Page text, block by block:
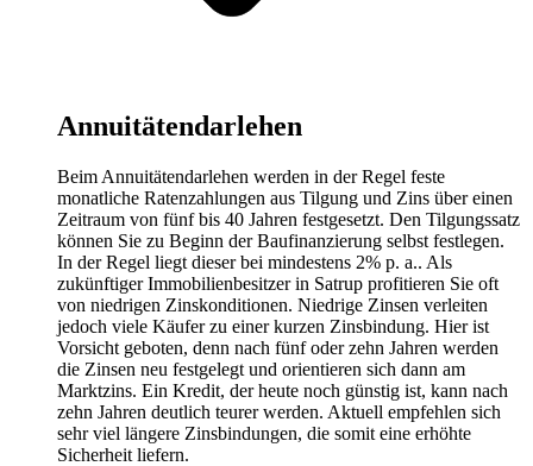
Annuitätendarlehen
Beim Annuitätendarlehen werden in der Regel feste
monatliche Ratenzahlungen aus Tilgung und Zins über einen
Zeitraum von fünf bis 40 Jahren festgesetzt. Den Tilgungssatz
können Sie zu Beginn der Baufinanzierung selbst festlegen.
In der Regel liegt dieser bei mindestens 2% p. a.. Als
zukünftiger Immobilienbesitzer in Satrup profitieren Sie oft
von niedrigen Zinskonditionen. Niedrige Zinsen verleiten
jedoch viele Käufer zu einer kurzen Zinsbindung. Hier ist
Vorsicht geboten, denn nach fünf oder zehn Jahren werden
die Zinsen neu festgelegt und orientieren sich dann am
Marktzins. Ein Kredit, der heute noch günstig ist, kann nach
zehn Jahren deutlich teurer werden. Aktuell empfehlen sich
sehr viel längere Zinsbindungen, die somit eine erhöhte
Sicherheit liefern.